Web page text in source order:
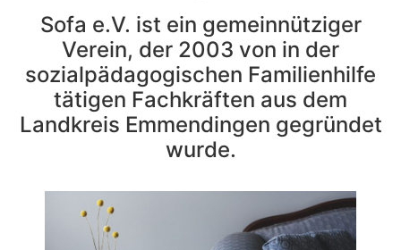
Sofa e.V. ist ein gemeinnütziger
Verein, der 2003 von in der
sozialpädagogischen Familienhilfe
tätigen Fachkräften aus dem
Landkreis Emmendingen gegründet
wurde.